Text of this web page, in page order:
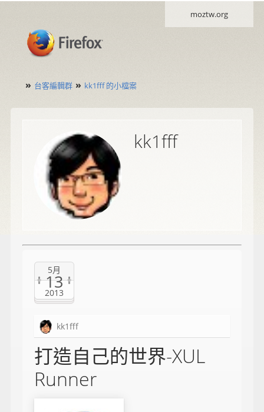
moztw.org
» 台客編輯群 » kk1fff 的小檔案
kk1fff
5月
13
2013
kk1fff
打造自己的世界-XUL
Runner